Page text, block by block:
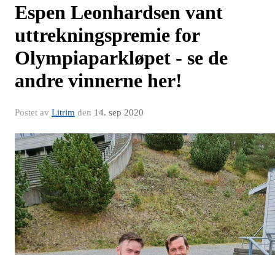
Espen Leonhardsen vant
uttrekningspremie for
Olympiaparkløpet - se de
andre vinnerne her!
Postet av Litrim den 14. sep 2020